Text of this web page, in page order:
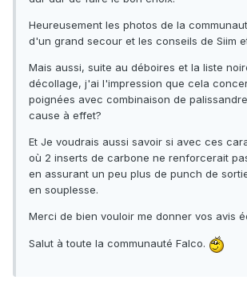
Heureusement les photos de la
d'un grand secour et les conseils de Siim
Mais aussi, suite au déboires et la liste
décollage, j'ai l'impression que cela
poignées avec combinaison de
cause à effet?
Et Je voudrais aussi savoir si avec ces
où 2 inserts de carbone ne renforcerait
en assurant un peu plus de punch de
en souplesse.
Merci de bien vouloir me donner vos avis
Salut à toute la communauté Falco.